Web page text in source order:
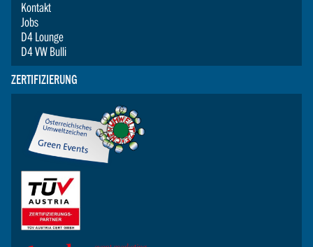
Kontakt
Jobs
D4 Lounge
D4 VW Bulli
ZERTIFIZIERUNG